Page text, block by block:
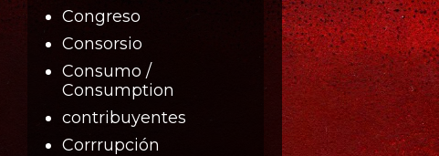
Congreso
Consorsio
Consumo /
Consumption
contribuyentes
Corrrupción